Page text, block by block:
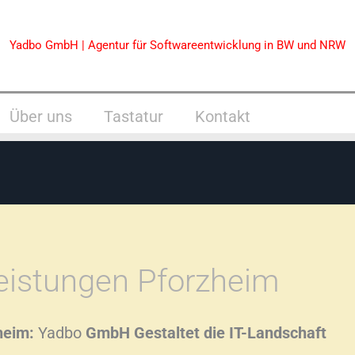
Yadbo GmbH | Agentur für Softwareentwicklung in BW und NRW
Über uns Tastatur Kontakt
Pforzheim
Yadbo GmbH Gestaltet die IT-Landschaft